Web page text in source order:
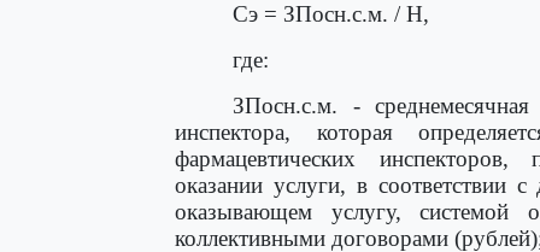
Сэ = ЗПосн.с.м. / Н,
где:
ЗПосн.с.м. - среднемесячная
инспектора, которая
фармацевтических
оказании услуги, в соответствии
оказывающем услугу,
коллективными договорами